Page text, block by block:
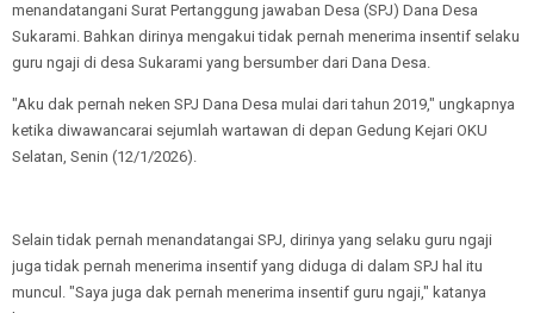
menandatangani Surat Pertanggung jawaban Desa (SPJ) Dana Desa
Sukarami. Bahkan dirinya mengakui tidak pernah menerima insentif selaku
guru ngaji di desa Sukarami yang bersumber dari Dana Desa.
"Aku dak pernah neken SPJ Dana Desa mulai dari tahun 2019," ungkapnya
ketika diwawancarai sejumlah wartawan di depan Gedung Kejari OKU
Selatan, Senin (12/1/2026).
Selain tidak pernah menandatangai SPJ, dirinya yang selaku guru ngaji
juga tidak pernah menerima insentif yang diduga di dalam SPJ hal itu
muncul. "Saya juga dak pernah menerima insentif guru ngaji," katanya